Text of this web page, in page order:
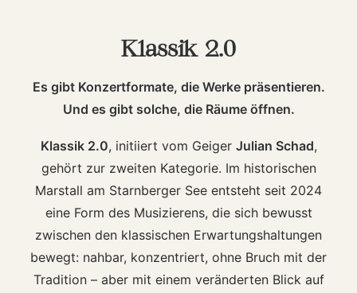
Klassik 2.0
Es gibt Konzertformate, die Werke präsentieren.
Und es gibt solche, die Räume öffnen.
Klassik 2.0, initiiert vom Geiger Julian Schad,
gehört zur zweiten Kategorie. Im historischen
Marstall am Starnberger See entsteht seit 2024
eine Form des Musizierens, die sich bewusst
zwischen den klassischen Erwartungshaltungen
bewegt: nahbar, konzentriert, ohne Bruch mit der
Tradition – aber mit einem veränderten Blick auf